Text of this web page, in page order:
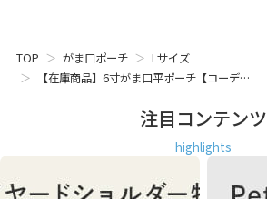
TOP がま口ポーチ
Lサイズ
【在庫商品】6寸がま口平ポーチ【コーデ…
注目コンテンツ
highlights